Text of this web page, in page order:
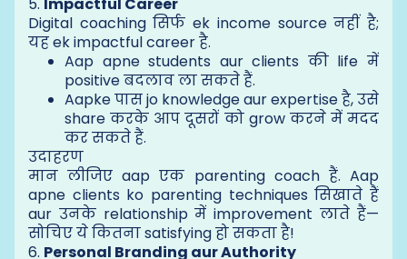
Digital coaching सिर्फ ek income source नहीं है;
यह ek impactful career है.
Aap apne students aur clients की life में
positive बदलाव ला सकते हैं.
Aapke पास jo knowledge aur expertise है, उसे
share करके आप दूसरों को grow करने में मदद
कर सकते हैं.
उदाहरण
मान लीजिए aap एक parenting coach हैं. Aap
apne clients ko parenting techniques सिखाते हैं
aur उनके relationship में improvement लाते हैं—
सोचिए ये कितना satisfying हो सकता है!
6. Personal Branding aur Authority